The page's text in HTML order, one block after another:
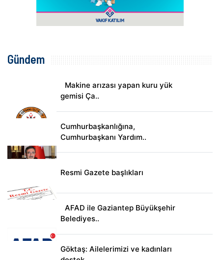
Gündem
Makine arızası yapan kuru yük
gemisi Ça..
Cumhurbaşkanlığına,
Cumhurbaşkanı Yardım..
Resmi Gazete başlıkları
AFAD ile Gaziantep Büyükşehir
Belediyes..
Göktaş: Ailelerimizi ve kadınları